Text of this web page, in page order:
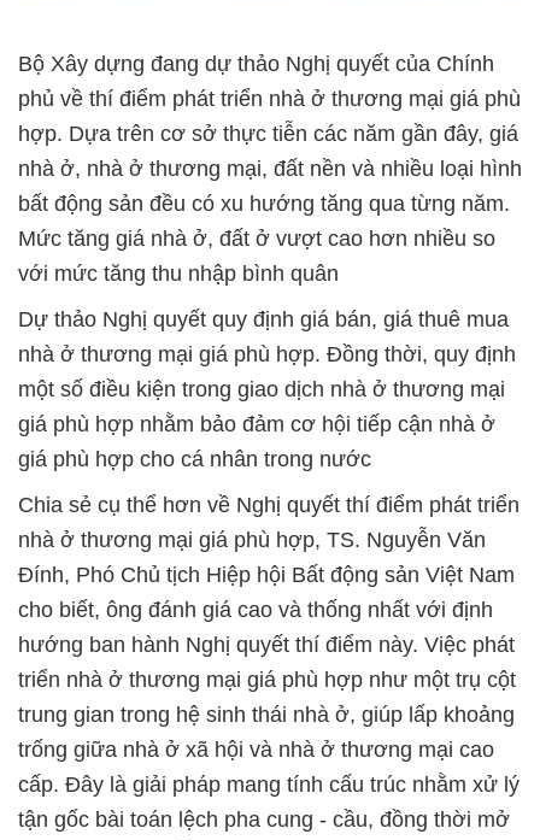
Bộ Xây dựng đang dự thảo Nghị quyết của Chính
phủ về thí điểm phát triển nhà ở thương mại giá phù
hợp. Dựa trên cơ sở thực tiễn các năm gần đây, giá
nhà ở, nhà ở thương mại, đất nền và nhiều loại hình
bất động sản đều có xu hướng tăng qua từng năm.
Mức tăng giá nhà ở, đất ở vượt cao hơn nhiều so
với mức tăng thu nhập bình quân
Dự thảo Nghị quyết quy định giá bán, giá thuê mua
nhà ở thương mại giá phù hợp. Đồng thời, quy định
một số điều kiện trong giao dịch nhà ở thương mại
giá phù hợp nhằm bảo đảm cơ hội tiếp cận nhà ở
giá phù hợp cho cá nhân trong nước
Chia sẻ cụ thể hơn về Nghị quyết thí điểm phát triển
nhà ở thương mại giá phù hợp, TS. Nguyễn Văn
Đính, Phó Chủ tịch Hiệp hội Bất động sản Việt Nam
cho biết, ông đánh giá cao và thống nhất với định
hướng ban hành Nghị quyết thí điểm này. Việc phát
triển nhà ở thương mại giá phù hợp như một trụ cột
trung gian trong hệ sinh thái nhà ở, giúp lấp khoảng
trống giữa nhà ở xã hội và nhà ở thương mại cao
cấp. Đây là giải pháp mang tính cấu trúc nhằm xử lý
tận gốc bài toán lệch pha cung - cầu, đồng thời mở